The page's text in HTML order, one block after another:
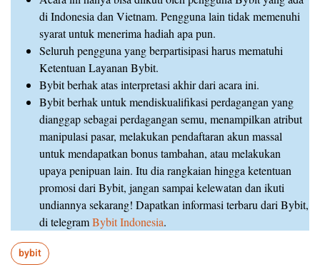
di Indonesia dan Vietnam. Pengguna lain tidak memenuhi
syarat untuk menerima hadiah apa pun.
Seluruh pengguna yang berpartisipasi harus mematuhi
Ketentuan Layanan Bybit.
Bybit berhak atas interpretasi akhir dari acara ini.
Bybit berhak untuk mendiskualifikasi perdagangan yang
dianggap sebagai perdagangan semu, menampilkan atribut
manipulasi pasar, melakukan pendaftaran akun massal
untuk mendapatkan bonus tambahan, atau melakukan
upaya penipuan lain. Itu dia rangkaian hingga ketentuan
promosi dari Bybit, jangan sampai kelewatan dan ikuti
undiannya sekarang! Dapatkan informasi terbaru dari Bybit,
di telegramBybit Indonesia.
bybit